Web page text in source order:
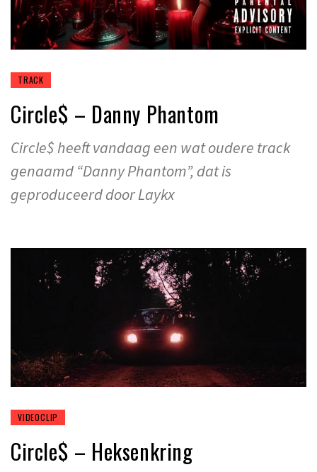
TRACK
Circle$ – Danny Phantom
Circle$ heeft vandaag een wat oudere track
genaamd “Danny Phantom”, dat is
geproduceerd door Laykx
VIDEOCLIP
Circle$ – Heksenkring